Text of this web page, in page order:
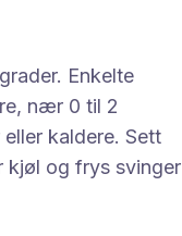
Enkelte
nær 0 til 2
kaldere. Sett
kjøl og frys svinger